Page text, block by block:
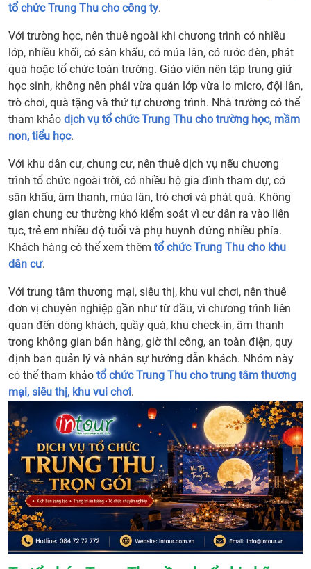
tổ chức Trung Thu cho công ty.
Với trường học, nên thuê ngoài khi chương trình có nhiều
lớp, nhiều khối, có sân khấu, có múa lân, có rước đèn, phát
quà hoặc tổ chức toàn trường. Giáo viên nên tập trung giữ
học sinh, không nên phải vừa quản lớp vừa lo micro, đội lân,
trò chơi, quà tặng và thứ tự chương trình. Nhà trường có thể
tham khảo dịch vụ tổ chức Trung Thu cho trường học, mầm
non, tiểu học.
Với khu dân cư, chung cư, nên thuê dịch vụ nếu chương
trình tổ chức ngoài trời, có nhiều hộ gia đình tham dự, có
sân khấu, âm thanh, múa lân, trò chơi và phát quà. Không
gian chung cư thường khó kiểm soát vì cư dân ra vào liên
tục, trẻ em nhiều độ tuổi và phụ huynh đứng nhiều phía.
Khách hàng có thể xem thêm tổ chức Trung Thu cho khu
dân cư.
Với trung tâm thương mại, siêu thị, khu vui chơi, nên thuê
đơn vị chuyên nghiệp gần như từ đầu, vì chương trình liên
quan đến dòng khách, quầy quà, khu check-in, âm thanh
trong không gian bán hàng, giờ thi công, an toàn điện, quy
định ban quản lý và nhân sự hướng dẫn khách. Nhóm này
có thể tham khảo tổ chức Trung Thu cho trung tâm thương
mại, siêu thị, khu vui chơi.